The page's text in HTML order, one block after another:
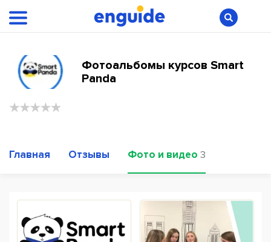
Фотоальбомы курсов Smart
Panda
Главная Отзывы Фото и видео 3